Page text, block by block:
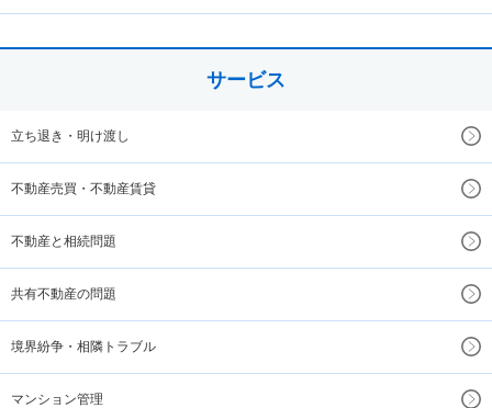
サービス
立ち退き・明け渡し
不動産売買・不動産賃貸
不動産と相続問題
共有不動産の問題
境界紛争・相隣トラブル
マンション管理